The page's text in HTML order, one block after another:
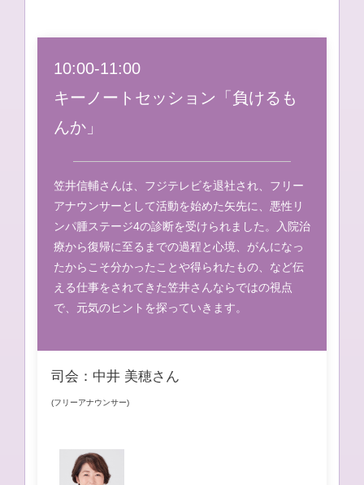
10:00-11:00
キーノートセッション「負けるも
んか」
笠井信輔さんは、フジテレビを退社され、フリー
アナウンサーとして活動を始めた矢先に、悪性リ
ンパ腫ステージ4の診断を受けられました。入院治
療から復帰に至るまでの過程と心境、がんになっ
たからこそ分かったことや得られたもの、など伝
える仕事をされてきた笠井さんならではの視点
で、元気のヒントを探っていきます。
司会：中井 美穂さん
(フリーアナウンサー)